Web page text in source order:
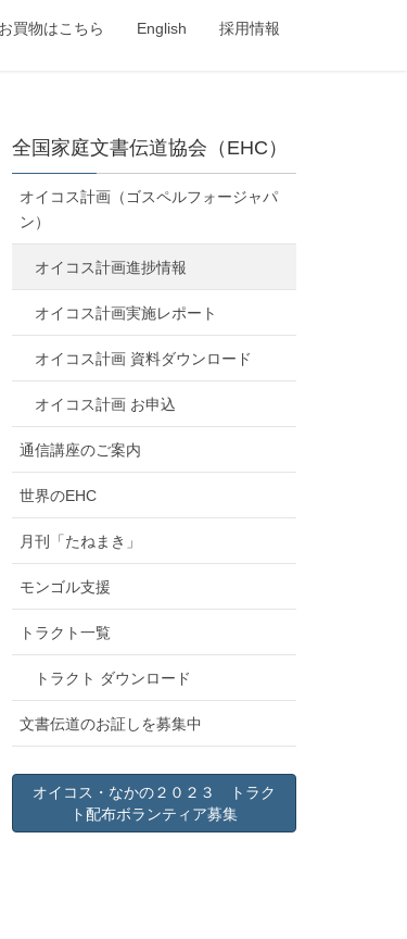
お買物はこちら English 採用情報
全国家庭文書伝道協会（EHC）
オイコス計画（ゴスペルフォージャパ
ン）
オイコス計画進捗情報
オイコス計画実施レポート
オイコス計画 資料ダウンロード
オイコス計画 お申込
通信講座のご案内
世界のEHC
月刊「たねまき」
モンゴル支援
トラクト一覧
トラクト ダウンロード
文書伝道のお証しを募集中
オイコス・なかの２０２３ トラク
ト配布ボランティア募集